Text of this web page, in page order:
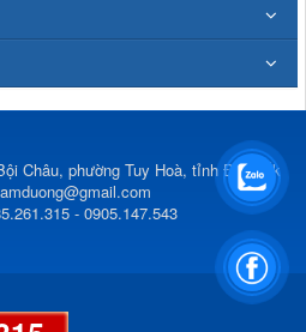
Châu, phường Tuy Hoà, tỉnh Đắk Lắk
- 0905.147.543